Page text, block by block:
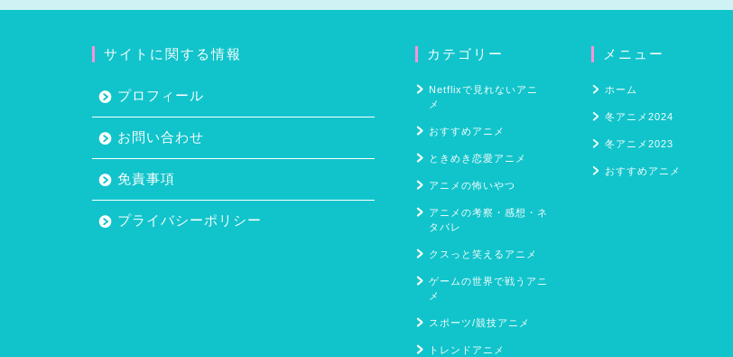
サイトに関する情報
プロフィール
お問い合わせ
免責事項
プライバシーポリシー
カテゴリー
Netflixで見れないアニ
メ
おすすめアニメ
ときめき恋愛アニメ
アニメの怖いやつ
アニメの考察・感想・ネ
タバレ
クスっと笑えるアニメ
ゲームの世界で戦うアニ
メ
スポーツ/競技アニメ
トレンドアニメ
メニュー
ホーム
冬アニメ2024
冬アニメ2023
おすすめアニメ